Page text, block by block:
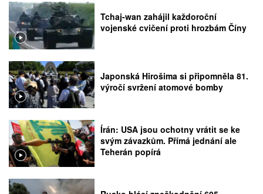
Tchaj-wan zahájil každoroční
vojenské cvičení proti hrozbám Číny
Japonská Hirošima si připomněla 81.
výročí svržení atomové bomby
Írán: USA jsou ochotny vrátit se ke
svým závazkům. Přímá jednání ale
Teherán popírá